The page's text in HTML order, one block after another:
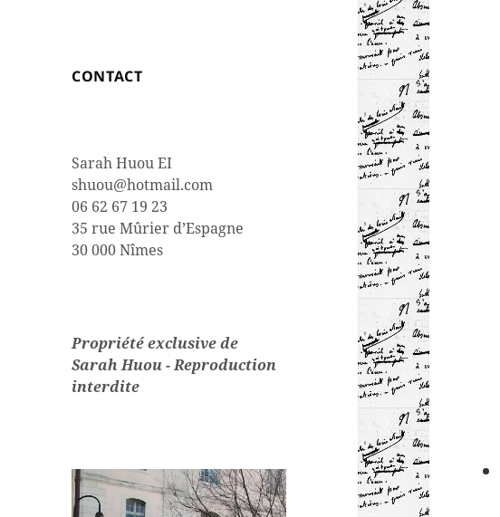
CONTACT
Sarah Huou EI
shuou@hotmail.com
06 62 67 19 23
35 rue Mûrier d’Espagne
30 000 Nîmes
Propriété exclusive de
Sarah Huou - Reproduction
interdite
Lecteur
vidéo